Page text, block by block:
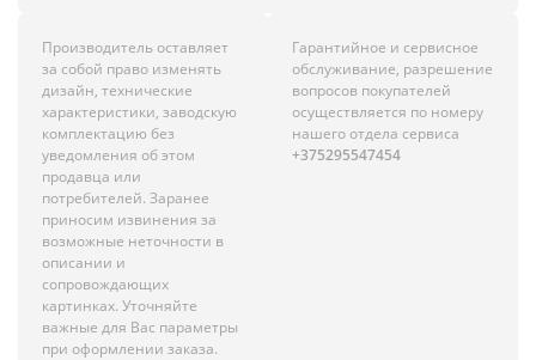
Производитель оставляет
за собой право изменять
дизайн, технические
характеристики, заводскую
комплектацию без
уведомления об этом
продавца или
потребителей. Заранее
приносим извинения за
возможные неточности в
описании и
сопровождающих
картинках. Уточняйте
важные для Вас параметры
при оформлении заказа.
Гарантийное и сервисное
обслуживание, разрешение
вопросов покупателей
осуществляется по номеру
нашего отдела сервиса
+375295547454